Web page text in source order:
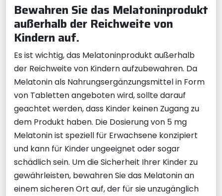
Bewahren Sie das Melatoninprodukt
außerhalb der Reichweite von
Kindern auf.
Es ist wichtig, das Melatoninprodukt außerhalb
der Reichweite von Kindern aufzubewahren. Da
Melatonin als Nahrungsergänzungsmittel in Form
von Tabletten angeboten wird, sollte darauf
geachtet werden, dass Kinder keinen Zugang zu
dem Produkt haben. Die Dosierung von 5 mg
Melatonin ist speziell für Erwachsene konzipiert
und kann für Kinder ungeeignet oder sogar
schädlich sein. Um die Sicherheit Ihrer Kinder zu
gewährleisten, bewahren Sie das Melatonin an
einem sicheren Ort auf, der für sie unzugänglich